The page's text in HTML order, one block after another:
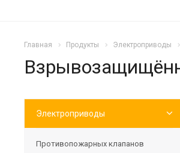
Главная Продукты Электроприводы
Электроприводы
Противопожарных клапанов